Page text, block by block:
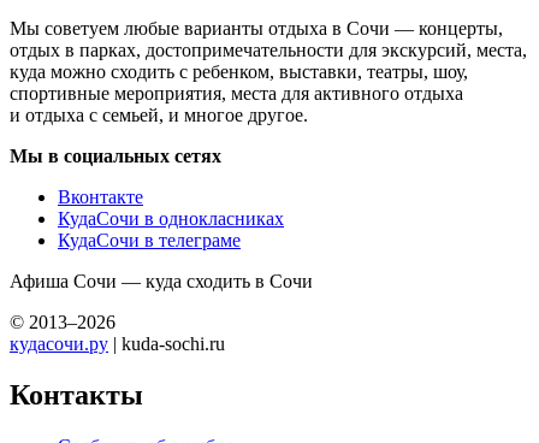
Мы советуем любые варианты отдыха в Сочи — концерты,
отдых в парках, достопримечательности для экскурсий, места,
куда можно сходить с ребенком, выставки, театры, шоу,
спортивные мероприятия, места для активного отдыха
и отдыха с семьей, и многое другое.
Мы в социальных сетях
Вконтакте
КудаСочи в однокласниках
КудаСочи в телеграме
Афиша Сочи — куда сходить в Сочи
© 2013–2026
кудасочи.ру | kuda-sochi.ru
Контакты